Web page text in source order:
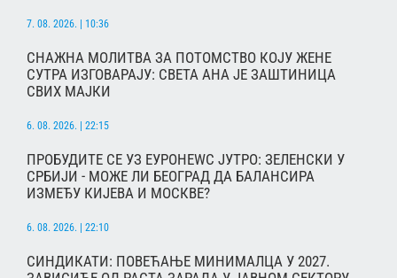
7. 08. 2026. | 10:36
СНАЖНА МОЛИТВА ЗА ПОТОМСТВО КОЈУ ЖЕНЕ
СУТРА ИЗГОВАРАЈУ: СВЕТА АНА ЈЕ ЗАШТИНИЦА
СВИХ МАЈКИ
6. 08. 2026. | 22:15
ПРОБУДИТЕ СЕ УЗ ЕУРОНЕWС ЈУТРО: ЗЕЛЕНСКИ У
СРБИЈИ - МОЖЕ ЛИ БЕОГРАД ДА БАЛАНСИРА
ИЗМЕЂУ КИЈЕВА И МОСКВЕ?
6. 08. 2026. | 22:10
СИНДИКАТИ: ПОВЕЋАЊЕ МИНИМАЛЦА У 2027.